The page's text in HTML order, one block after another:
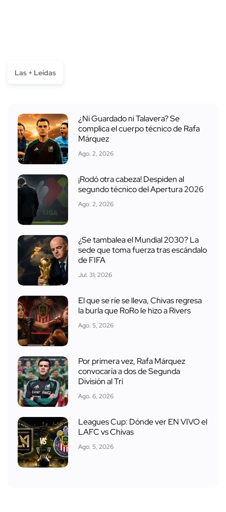
Las + Leídas
¿Ni Guardado ni Talavera? Se
complica el cuerpo técnico de Rafa
Márquez
Ago. 2, 2026
¡Rodó otra cabeza! Despiden al
segundo técnico del Apertura 2026
Ago. 2, 2026
¿Se tambalea el Mundial 2030? La
sede que toma fuerza tras escándalo
de FIFA
Jul. 31, 2026
El que se ríe se lleva, Chivas regresa
la burla que RoRo le hizo a Rivers
Ago. 5, 2026
Por primera vez, Rafa Márquez
convocaría a dos de Segunda
División al Tri
Ago. 6, 2026
Leagues Cup: Dónde ver EN VIVO el
LAFC vs Chivas
Ago. 5, 2026